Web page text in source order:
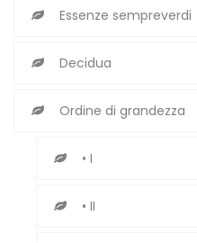
Essenze sempreverdi
Decidua
Ordine di grandezza
• I
• II